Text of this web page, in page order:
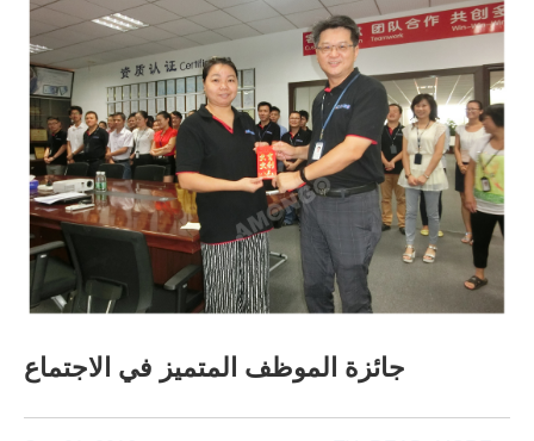
جائزة الموظف المتميز في الاجتماع